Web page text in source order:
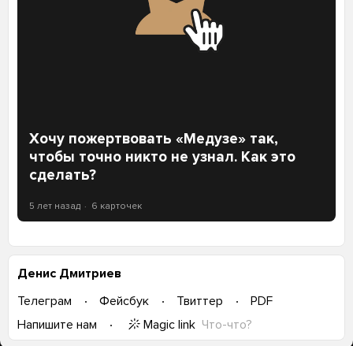
Хочу пожертвовать «Медузе» так,
чтобы точно никто не узнал. Как это
сделать?
5 лет назад 6 карточек
Денис Дмитриев
Телеграм
Фейсбук Твиттер
PDF
Напишите нам
Magic link Что-что?